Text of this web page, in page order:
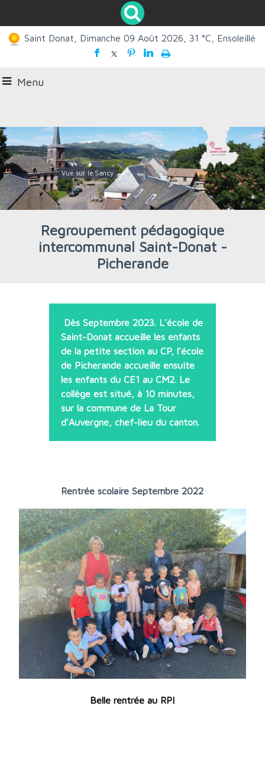
Saint Donat, Dimanche 09 Août 2026, 31 °C, Ensoleillé
Menu
Vue sur le Sancy
Regroupement pédagogique
intercommunal Saint-Donat -
Picherande
Dès Septembre 2023. L'école de
Saint-Donat accueille les enfants
de la petite section au CP, l'école
de Picherande accueille ensuite
les enfants du CE1 au CM2. Le
collège est situé, à 10 minutes,
sur la commune de La Tour
d'Auvergne, chef-lieu du canton.
Rentrée scolaire Septembre 2022
Belle rentrée au RPI